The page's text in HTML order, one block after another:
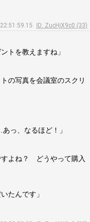
ID: ZucHjX9c0 (33)
トを教えますね」
の写真を会議室のスクリ
、なるほど！」
すよね？ どうやって購入
たんです」